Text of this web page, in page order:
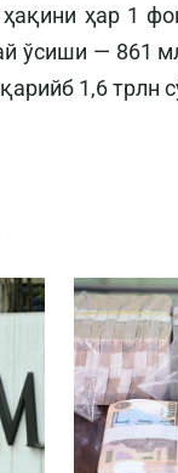
ҳар 1
ўсиши — 861
1,6 трлн